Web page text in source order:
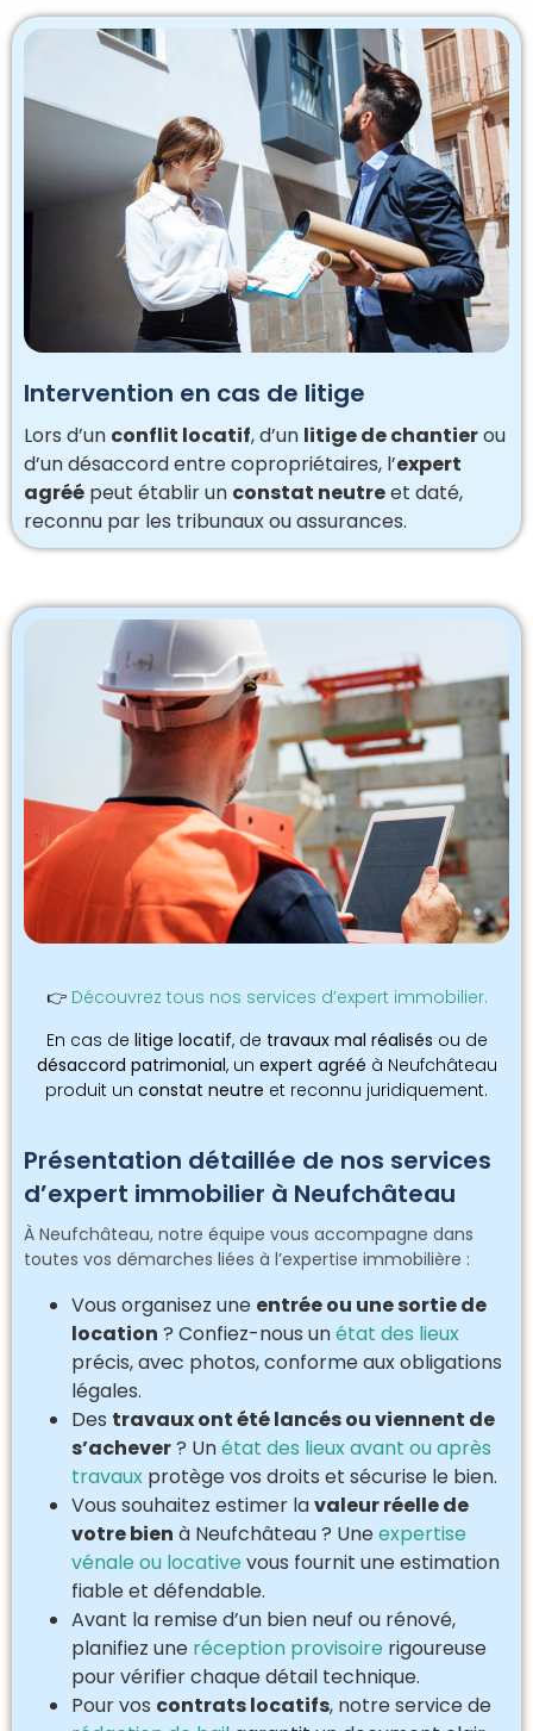
Intervention en cas de litige
Lors d’un conflit locatif, d’un litige de chantierou
d’un désaccord entre copropriétaires, l’expert
agréé peut établir un constat neutreet daté,
reconnu par les tribunaux ou assurances.
Présentation détaillée de nos services
d’expert immobilier à Neufchâteau
À Neufchâteau, notre équipe vous accompagne dans
toutes vos démarches liées à l’expertise immobilière :
Vous organisez une entrée ou une sortie de
location ? Confiez-nous unétat des lieux
précis, avec photos, conforme aux obligations
légales.
Des travaux ont été lancés ou viennent de
s’achever? Unétat des lieux avant ou après
travaux protège vos droits et sécurise le bien.
Vous souhaitez estimer lavaleur réelle de
votre bien à Neufchâteau ? Uneexpertise
vénale ou locative vous fournit une estimation
fiable et défendable.
Avant la remise d’un bien neuf ou rénové,
planifiez une réception provisoire rigoureuse
pour vérifier chaque détail technique.
Pour vos contrats locatifs, notre service de
👉 Découvrez tous nos services d’expert immobilier.
En cas de litige locatif, de travaux mal réalisés ou de
désaccord patrimonial, un expert agréé à Neufchâteau
produit un constat neutre et reconnu juridiquement.